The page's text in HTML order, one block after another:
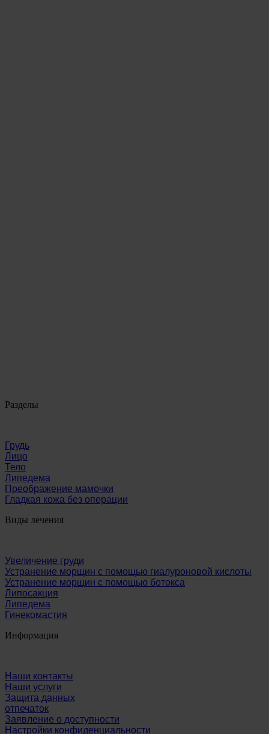
Разделы
Грудь
Лицо
Тело
Липедема
Преображение мамочки
Гладкая кожа без операции
Виды лечения
Увеличение груди
Устранение морщин с помощью гиалуроновой кислоты
Устранение морщин с помощью ботокса
Липосакция
Липедема
Гинекомастия
Информация
Наши контакты
Наши услуги
Защита данных
отпечаток
Заявление о доступности
Настройки конфиденциальности